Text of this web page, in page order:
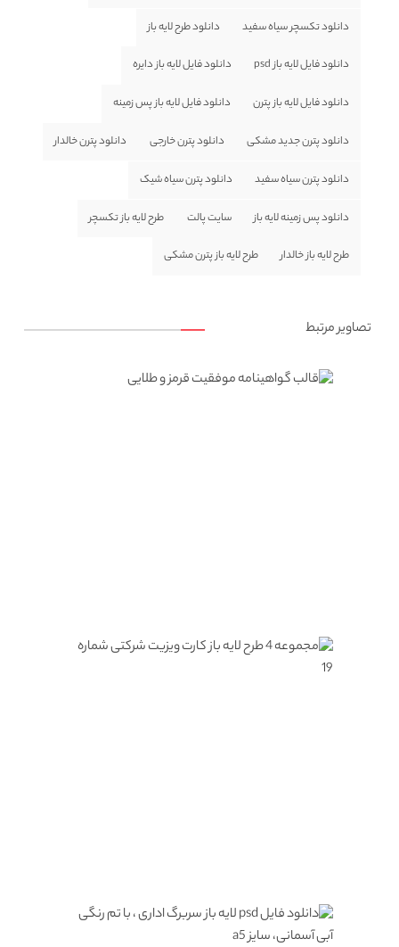
دانلود تکسچر سیاه سفید دانلود طرح لایه باز
دانلود فایل لایه باز psd دانلود فایل لایه باز دایره
دانلود فایل لایه باز پترن دانلود فایل لایه باز پس زمینه
دانلود پترن جدید مشکی دانلود پترن خارجی دانلود پترن خالدار
دانلود پترن سیاه سفید دانلود پترن سیاه شیک
دانلود پس زمینه لایه باز سایت پالت طرح لایه باز تکسچر
طرح لایه باز خالدار طرح لایه باز پترن مشکی
تصاویر مرتبط